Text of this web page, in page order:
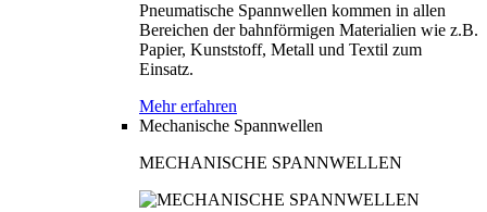
Pneumatische Spannwellen kommen in allen
Bereichen der bahnförmigen Materialien wie z.B.
Papier, Kunststoff, Metall und Textil zum
Einsatz.
Mehr erfahren
Mechanische Spannwellen
MECHANISCHE SPANNWELLEN